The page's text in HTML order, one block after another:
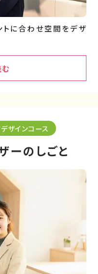
トに合わせ空間をデザ
ザインコース
ーのしごと